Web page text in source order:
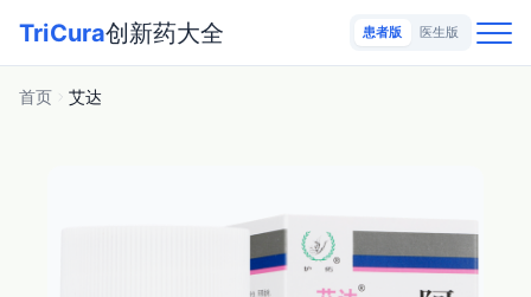
TriCura创新药大全 患者版 医生版
首页 艾达